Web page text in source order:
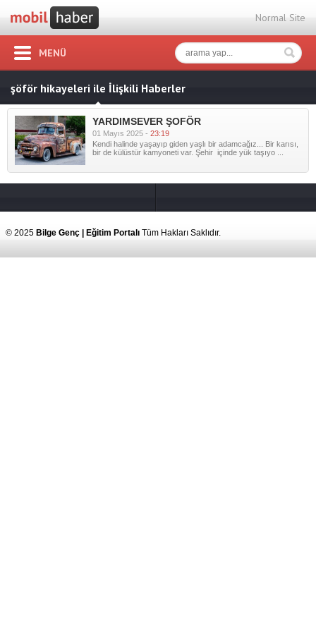
Normal Site
MENÜ
şöför hikayeleri ile İlişkili Haberler
YARDIMSEVER ŞOFÖR
01 Mayıs 2025 - 23:19
Kendi halinde yaşayıp giden yaşlı bir adamcağız... Bir karısı,
bir de külüstür kamyoneti var. Şehir içinde yük taşıyo ...
© 2025 Bilge Genç | Eğitim Portalı Tüm Hakları Saklıdır.